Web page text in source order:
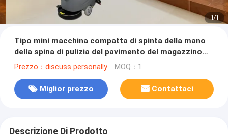
1/1
Tipo mini macchina compatta di spinta della mano
della spina di pulizia del pavimento del magazzino
dell'impianto di lavaggio del pavimento per più
Prezzo：discuss personally MOQ：1
Miglior prezzo Contattaci
Descrizione Di Prodotto